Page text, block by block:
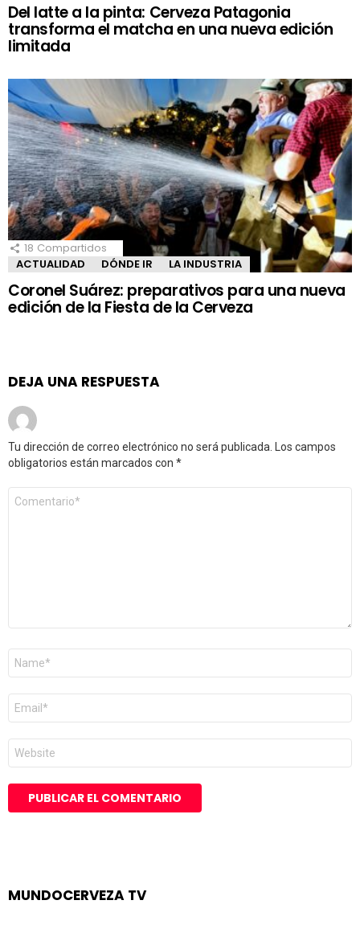
Del latte a la pinta: Cerveza Patagonia
transforma el matcha en una nueva edición
limitada
18 Compartidos
ACTUALIDAD
DÓNDE IR LA INDUSTRIA
Coronel Suárez: preparativos para una nueva
edición de la Fiesta de la Cerveza
DEJA UNA RESPUESTA
Tu dirección de correo electrónico no será publicada.
Los campos
obligatorios están marcados con *
Comentario
Nombre
Correo
electrónico
*
Web
MUNDOCERVEZA TV